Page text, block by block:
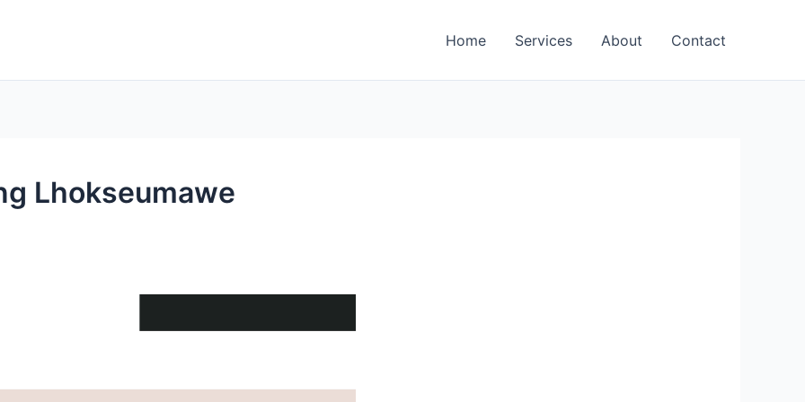
Home Services About Contact
Lhokseumawe